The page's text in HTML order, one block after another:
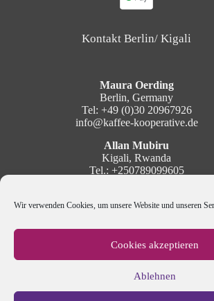
Wir verwenden Cookies, um unsere Website und unseren
Cookies akzeptieren
Ablehnen
Kontakt Berlin/ Kigali
Maura Oerding
Berlin, Germany
Tel: +49 (0)30 20967926
info@kaffee-kooperative.de
Allan Mubiru
Kigali, Rwanda
Tel.: +250789099605
Newsletter